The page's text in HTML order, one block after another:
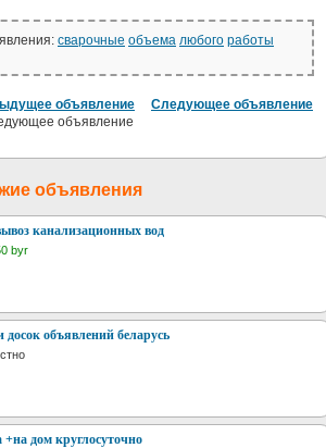
сварочные объема любого работы
объявление Следующее объявление
объявления
канализационных вод
byr
досок объявлений беларусь
+на дом круглосуточно